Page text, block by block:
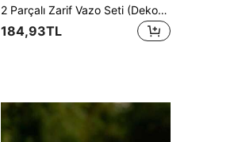
2 Parçalı Zarif Vazo Seti (Dekoratif Kurdele Dahil) - Büyük Silindir Vazo, Taze ve Kurutulmuş Çiçekler İçin Uygun, Minimalist Ev Dekorasyonu, Pencere Kenarı, Masa, Yatak Odası İçin Mükemmel, Ortam Yaratır, Çiçek Aranjmanları İçin Vazgeçilmez, Çiçek Sergilemeleri İçin Özel Olarak Tasarlanmış Vazo
184,93TL